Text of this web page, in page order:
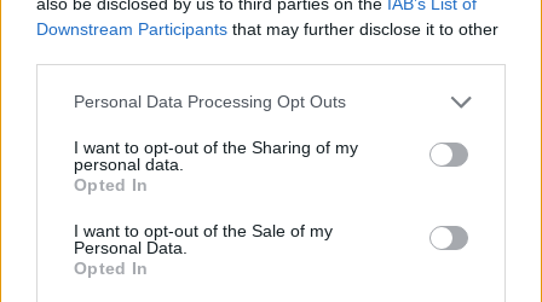
Downstream Participants that may further disclose it to other
Please note that this website/app uses one or more Google
not limited to your visit or usage behaviour. You may click to
grant or deny consent to Google and its third-party tags to
use your data for below specified purposes in below Google
consent section.
Personal Data Processing Opt Outs
I want to opt-out of the Sharing of my
personal data.
Opted In
I want to opt-out of the Sale of my
Personal Data.
Opted In
Jön még kép!